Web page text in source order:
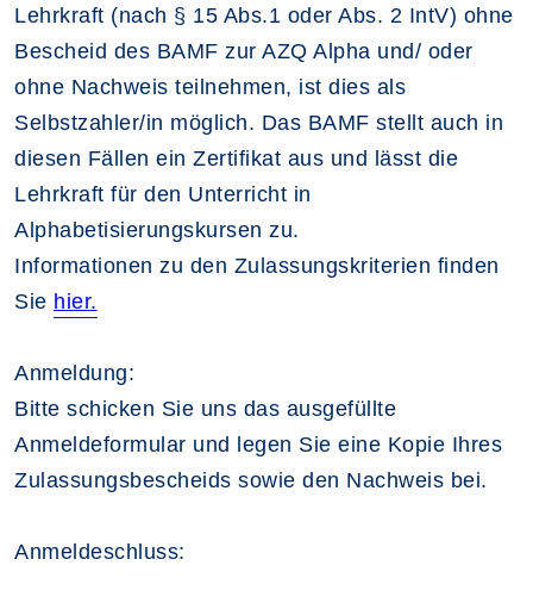
Lehrkraft (nach § 15 Abs.1 oder Abs. 2 IntV) ohne
Bescheid des BAMF zur AZQ Alpha und/ oder
ohne Nachweis teilnehmen, ist dies als
Selbstzahler/in möglich. Das BAMF stellt auch in
diesen Fällen ein Zertifikat aus und lässt die
Lehrkraft für den Unterricht in
Alphabetisierungskursen zu.
Informationen zu den Zulassungskriterien finden
Sie hier.
Anmeldung:
Bitte schicken Sie uns das ausgefüllte
Anmeldeformular und legen Sie eine Kopie Ihres
Zulassungsbescheids sowie den Nachweis bei.
Anmeldeschluss: